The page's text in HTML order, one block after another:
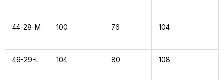
44-28-M 100 76 104
46-29-L 104 80 108